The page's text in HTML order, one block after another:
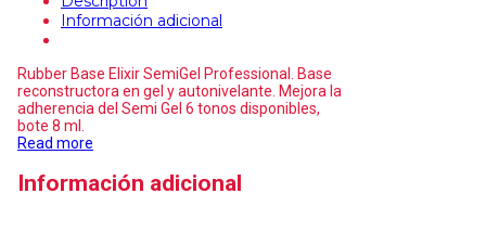
Información adicional
Rubber Base Elixir SemiGel Professional. Base
reconstructora en gel y autonivelante. Mejora la
adherencia del Semi Gel 6 tonos disponibles,
bote 8 ml.
Read more
Información adicional